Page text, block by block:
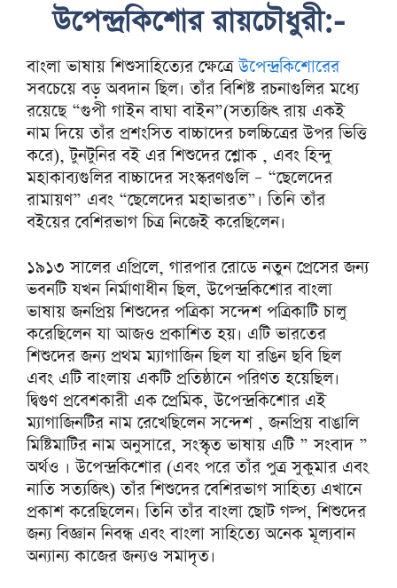
উপেন্দ্রকিশোর রায়চৌধুরী:-
বাংলা ভাষায় শিশুসাহিত্যের ক্ষেত্রেউপেন্দ্রকিশোরের
সবচেয়ে বড় অবদান ছিল। তাঁর বিশিষ্ট রচনাগুলির মধ্যে
রয়েছে “গুপী গাইন বাঘা বাইন”(সত্যজিৎ রায় একই
নাম দিয়ে তাঁর প্রশংসিত বাচ্চাদের চলচ্চিত্রের উপর ভিত্তি
করে), টুনটুনির বই এর শিশুদের শ্লোক , এবং হিন্দু
মহাকাব্যগুলির বাচ্চাদের সংস্করণগুলি – “ছেলেদের
রামায়ণ” এবং “ছেলেদের মহাভারত”। তিনি তাঁর
বইয়ের বেশিরভাগ চিত্র নিজেই করেছিলেন।
১৯১৩ সালের এপ্রিলে, গারপার রোডে নতুন প্রেসের জন্য
ভবনটি যখন নির্মাণাধীন ছিল, উপেন্দ্রকিশোর বাংলা
ভাষায় জনপ্রিয় শিশুদের পত্রিকা সন্দেশ পত্রিকাটি চালু
করেছিলেন যা আজও প্রকাশিত হয়। এটি ভারতের
শিশুদের জন্য প্রথম ম্যাগাজিন ছিল যা রঙিন ছবি ছিল
এবং এটি বাংলায় একটি প্রতিষ্ঠানে পরিণত হয়েছিল।
দ্বিগুণ প্রবেশকারী এক প্রেমিক, উপেন্দ্রকিশোর এই
ম্যাগাজিনটির নাম রেখেছিলেন সন্দেশ , জনপ্রিয় বাঙালি
মিষ্টিমাটির নাম অনুসারে, সংস্কৃত ভাষায় এটি ” সংবাদ ”
অর্থও । উপেন্দ্রকিশোর (এবং পরে তাঁর পুত্র সুকুমার এবং
নাতি সত্যজিৎ) তাঁর শিশুদের বেশিরভাগ সাহিত্য এখানে
প্রকাশ করেছিলেন। তিনি তাঁর বাংলা ছোট গল্প, শিশুদের
জন্য বিজ্ঞান নিবন্ধ এবং বাংলা সাহিত্যে অনেক মূল্যবান
অন্যান্য কাজের জন্যও সমাদৃত।